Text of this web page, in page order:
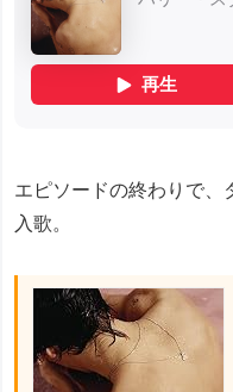
エピソードの終わりで、
入歌。